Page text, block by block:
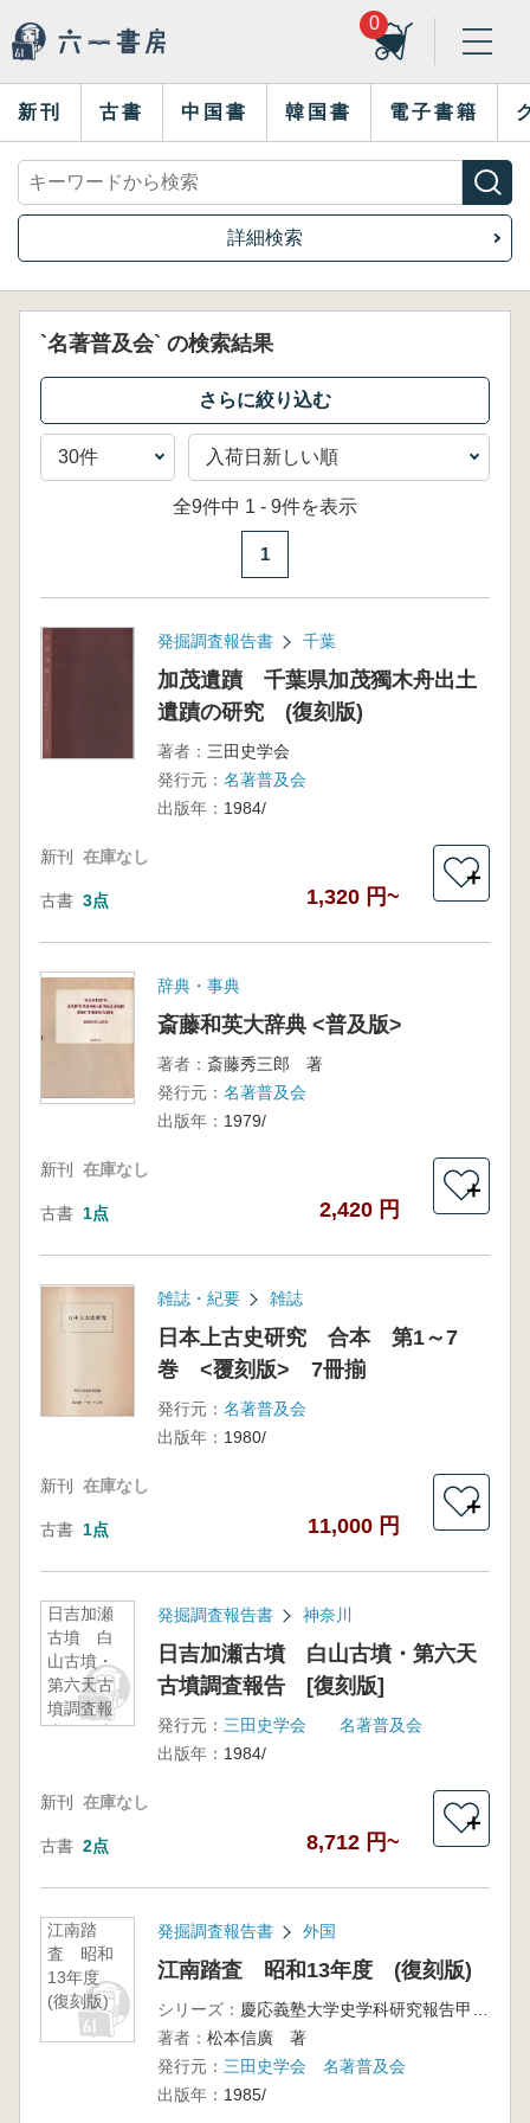
0
新刊 古書 中国書 韓国書 電子書籍
詳細検索
`名著普及会` の検索結果
全9件中 1 - 9件を表示
1
発掘調査報告書 千葉
加茂遺蹟 千葉県加茂獨木舟出土
遺蹟の研究 (復刻版)
著者： 三田史学会
発行元： 名著普及会
出版年： 1984/
新刊 在庫なし
古書 3点 1,320 円~
＋
辞典・事典
斎藤和英大辞典 <普及版>
著者： 斎藤秀三郎 著
発行元： 名著普及会
出版年： 1979/
新刊 在庫なし
古書 1点 2,420 円
＋
雑誌・紀要 雑誌
日本上古史研究 合本 第1～7
巻 <覆刻版> 7冊揃
発行元： 名著普及会
出版年： 1980/
新刊 在庫なし
古書 1点 11,000 円
＋
日吉加瀬
古墳 白
山古墳・
第六天古
墳調査報
告 [復刻
発掘調査報告書 神奈川
日吉加瀬古墳 白山古墳・第六天
古墳調査報告 [復刻版]
発行元： 三田史学会 名著普及会
出版年： 1984/
新刊 在庫なし
古書 2点 8,712 円~
＋
江南踏
査 昭和
13年度
(復刻版)
発掘調査報告書 外国
江南踏査 昭和13年度 (復刻版)
シリーズ：
著者： 松本信廣 著
発行元： 三田史学会 名著普及会
出版年： 1985/